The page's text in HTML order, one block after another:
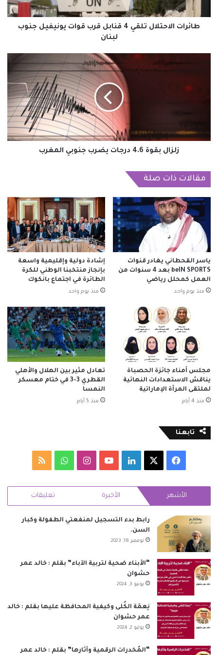
جنوب
لبنان
طائرات الاحتلال تلقي 4 قنابل قرب قوات يونيفيل جنوب
لبنان
زلزال بقوة 4.6 درجات يضرب جنوبي المغرب
مقالات ذات صلة
ياسر القحطاني يغادر قنوات
beIN SPORTS بعد 4 سنوات من
العمل كمحلل رياضي
منذ يوم واحد
إشادة دولية وإقليمية واسعة
بإنجاز منتخبنا الوطني للكرة
الطائرة في اجتماع بانكوك
منذ يوم واحد
مجلس أمناء جائزة الحصباة
يناقش الاستعدادات النهائية
لملتقى المرأة الإماراتية
منذ 4 أيام
تعادل مثير بين الهلال والأهلي
القطري 3-3 في ختام معسكر
النمسا
منذ 5 أيام
تابعنا
فيسبوك لينكدإن‫YouTubeانستقرامواتسابملخص
RSS الأشهر الأخيرة تعليقات
رابط بدء التسجيل لمنفعتي الطفولة وكبار
السن.
نوفمبر 18, 2023
“الأبناء ضحية لتربية الآباء” بقلم : خالد عمر
حشوان
يونيو 3, 2024
نِعمَة الكُلى وكيفية المحافظة عليها بقلم : خالد
عمر حشوان
يوليو 2, 2024
“المُخدرات الرقمية وآثارها” بقلم : خالد عمر